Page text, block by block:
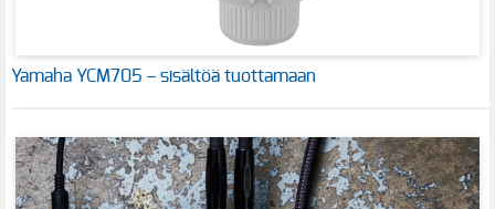
Yamaha YCM705 – sisältöä tuottamaan